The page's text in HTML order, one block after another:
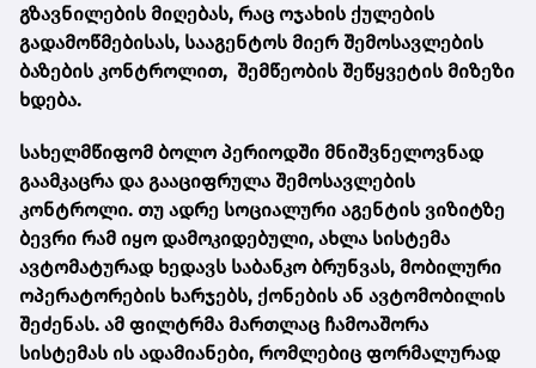
გზავნილების მიღებას, რაც ოჯახის ქულების
გადამოწმებისას, სააგენტოს მიერ შემოსავლების
ბაზების კონტროლით, შემწეობის შეწყვეტის მიზეზი
ხდება.
სახელმწიფომ ბოლო პერიოდში მნიშვნელოვნად
გაამკაცრა და გააციფრულა შემოსავლების
კონტროლი. თუ ადრე სოციალური აგენტის ვიზიტზე
ბევრი რამ იყო დამოკიდებული, ახლა სისტემა
ავტომატურად ხედავს საბანკო ბრუნვას, მობილური
ოპერატორების ხარჯებს, ქონების ან ავტომობილის
შეძენას. ამ ფილტრმა მართლაც ჩამოაშორა
სისტემას ის ადამიანები, რომლებიც ფორმალურად